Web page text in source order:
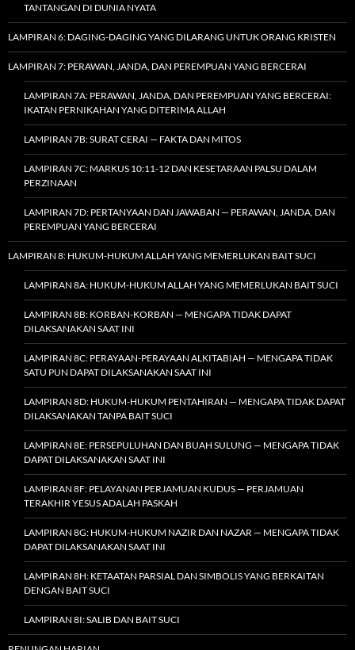
TANTANGAN DI DUNIA NYATA
LAMPIRAN 6: DAGING-DAGING YANG DILARANG UNTUK ORANG KRISTEN
LAMPIRAN 7: PERAWAN, JANDA, DAN PEREMPUAN YANG BERCERAI
LAMPIRAN 7A: PERAWAN, JANDA, DAN PEREMPUAN YANG BERCERAI:
IKATAN PERNIKAHAN YANG DITERIMA ALLAH
LAMPIRAN 7B: SURAT CERAI — FAKTA DAN MITOS
LAMPIRAN 7C: MARKUS 10:11-12 DAN KESETARAAN PALSU DALAM
PERZINAAN
LAMPIRAN 7D: PERTANYAAN DAN JAWABAN — PERAWAN, JANDA, DAN
PEREMPUAN YANG BERCERAI
LAMPIRAN 8: HUKUM-HUKUM ALLAH YANG MEMERLUKAN BAIT SUCI
LAMPIRAN 8A: HUKUM-HUKUM ALLAH YANG MEMERLUKAN BAIT SUCI
LAMPIRAN 8B: KORBAN-KORBAN — MENGAPA TIDAK DAPAT
DILAKSANAKAN SAAT INI
LAMPIRAN 8C: PERAYAAN-PERAYAAN ALKITABIAH — MENGAPA TIDAK
SATU PUN DAPAT DILAKSANAKAN SAAT INI
LAMPIRAN 8D: HUKUM-HUKUM PENTAHIRAN — MENGAPA TIDAK DAPAT
DILAKSANAKAN TANPA BAIT SUCI
LAMPIRAN 8E: PERSEPULUHAN DAN BUAH SULUNG — MENGAPA TIDAK
DAPAT DILAKSANAKAN SAAT INI
LAMPIRAN 8F: PELAYANAN PERJAMUAN KUDUS — PERJAMUAN
TERAKHIR YESUS ADALAH PASKAH
LAMPIRAN 8G: HUKUM-HUKUM NAZIR DAN NAZAR — MENGAPA TIDAK
DAPAT DILAKSANAKAN SAAT INI
LAMPIRAN 8H: KETAATAN PARSIAL DAN SIMBOLIS YANG BERKAITAN
DENGAN BAIT SUCI
LAMPIRAN 8I: SALIB DAN BAIT SUCI